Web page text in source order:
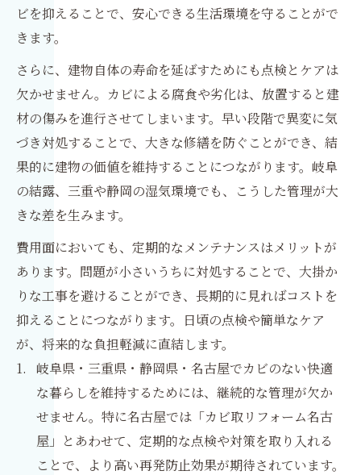
ビを抑えることで、安心できる生活環境を守ることがで
きます。
さらに、建物自体の寿命を延ばすためにも点検とケアは
欠かせません。カビによる腐食や劣化は、放置すると建
材の傷みを進行させてしまいます。早い段階で異変に気
づき対処することで、大きな修繕を防ぐことができ、結
果的に建物の価値を維持することにつながります。岐阜
の結露、三重や静岡の湿気環境でも、こうした管理が大
きな差を生みます。
費用面においても、定期的なメンテナンスはメリットが
あります。問題が小さいうちに対処することで、大掛か
りな工事を避けることができ、長期的に見ればコストを
抑えることにつながります。日頃の点検や簡単なケア
が、将来的な負担軽減に直結します。
岐阜県・三重県・静岡県・名古屋でカビのない快適
な暮らしを維持するためには、継続的な管理が欠か
せません。特に名古屋では「カビ取リフォーム名古
屋」とあわせて、定期的な点検や対策を取り入れる
ことで、より高い再発防止効果が期待されています。